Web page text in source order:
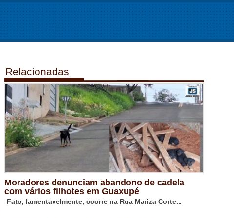
Relacionadas
Moradores denunciam abandono de cadela
com vários filhotes em Guaxupé
Fato, lamentavelmente, ocorre na Rua Mariza Corte...